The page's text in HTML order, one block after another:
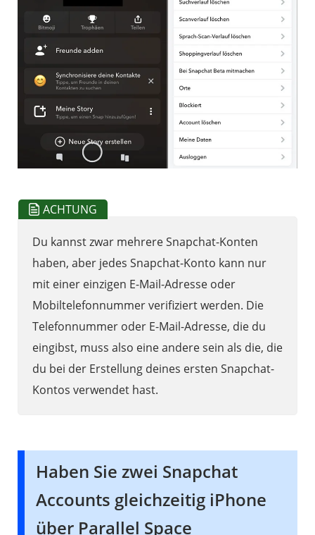
ACHTUNG
Du kannst zwar mehrere Snapchat-Konten
haben, aber jedes Snapchat-Konto kann nur
mit einer einzigen E-Mail-Adresse oder
Mobiltelefonnummer verifiziert werden. Die
Telefonnummer oder E-Mail-Adresse, die du
eingibst, muss also eine andere sein als die, die
du bei der Erstellung deines ersten Snapchat-
Kontos verwendet hast.
Haben Sie zwei Snapchat
Accounts gleichzeitig iPhone
über Parallel Space